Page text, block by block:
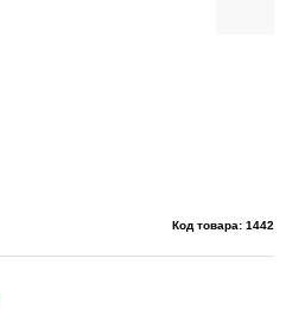
Код товара: 1442